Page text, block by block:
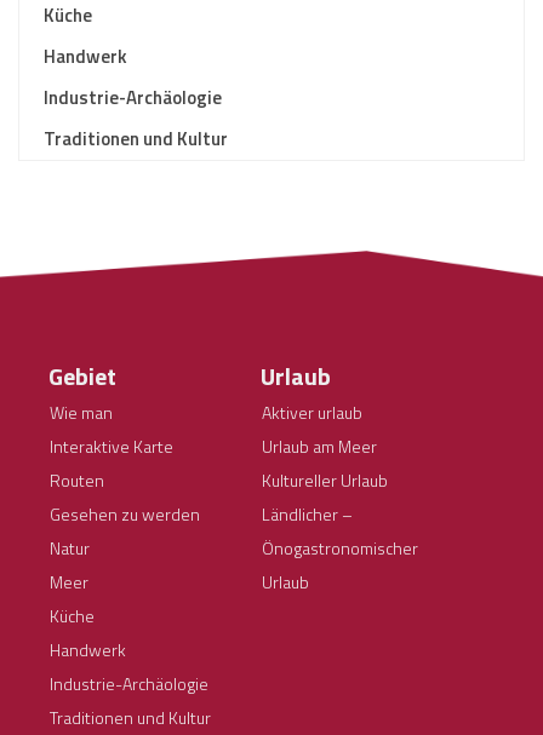
Küche
Handwerk
Industrie-Archäologie
Traditionen und Kultur
Gebiet
Wie man
Interaktive Karte
Routen
Gesehen zu werden
Natur
Meer
Küche
Handwerk
Industrie-Archäologie
Traditionen und Kultur
Urlaub
Aktiver urlaub
Urlaub am Meer
Kultureller Urlaub
Ländlicher –
Önogastronomischer
Urlaub